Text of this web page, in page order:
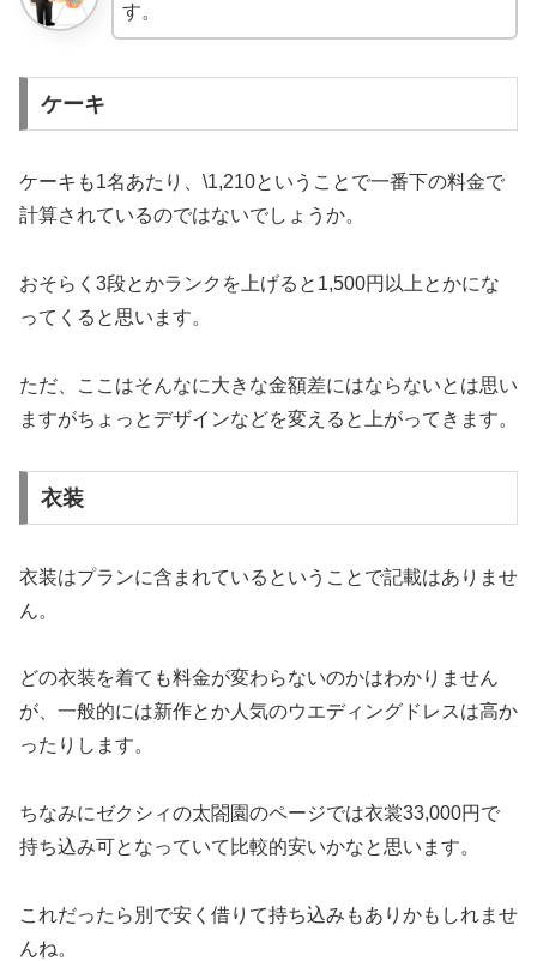
す。
ケーキ
ケーキも1名あたり、\1,210ということで一番下の料金で
計算されているのではないでしょうか。
おそらく3段とかランクを上げると1,500円以上とかにな
ってくると思います。
ただ、ここはそんなに大きな金額差にはならないとは思い
ますがちょっとデザインなどを変えると上がってきます。
衣装
衣装はプランに含まれているということで記載はありませ
ん。
どの衣装を着ても料金が変わらないのかはわかりません
が、一般的には新作とか人気のウエディングドレスは高か
ったりします。
ちなみにゼクシィの太閤園のページでは衣裳33,000円で
持ち込み可となっていて比較的安いかなと思います。
これだったら別で安く借りて持ち込みもありかもしれませ
んね。